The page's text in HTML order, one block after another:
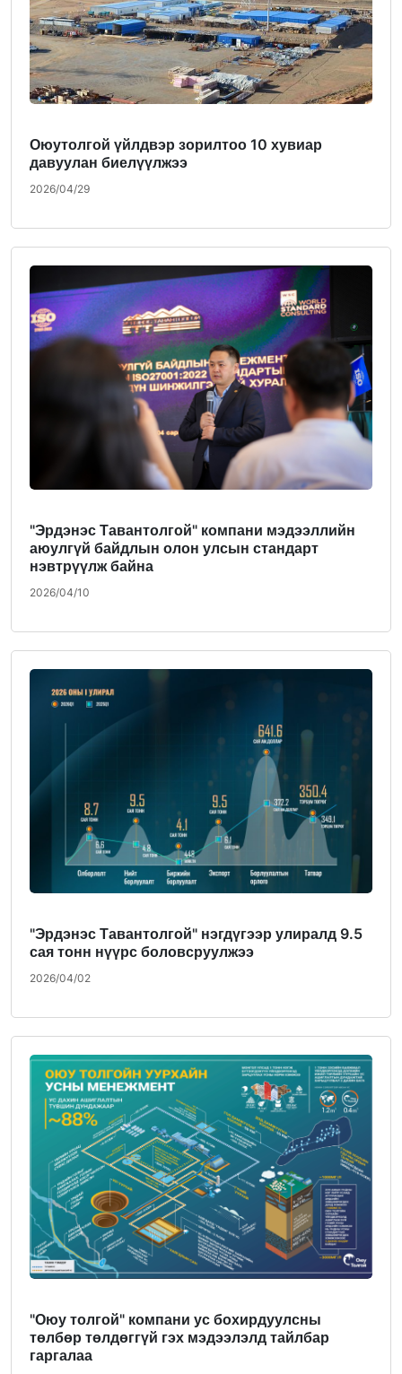
Оюутолгой үйлдвэр зорилтоо 10 хувиар
давуулан биелүүлжээ
2026/04/29
"Эрдэнэс Тавантолгой" компани мэдээллийн
аюулгүй байдлын олон улсын стандарт
нэвтрүүлж байна
2026/04/10
"Эрдэнэс Тавантолгой" нэгдүгээр улиралд 9.5
сая тонн нүүрс боловсруулжээ
2026/04/02
"Оюу толгой" компани ус бохирдуулсны
төлбөр төлдөггүй гэх мэдээлэлд тайлбар
гаргалаа